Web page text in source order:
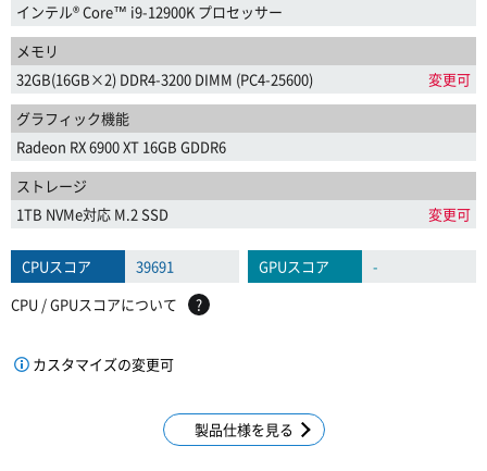
インテル® Core™ i9-12900K プロセッサー
メモリ
32GB(16GB×2) DDR4-3200 DIMM (PC4-25600)
変更可
グラフィック機能
Radeon RX 6900 XT 16GB GDDR6
ストレージ
1TB NVMe対応 M.2 SSD
変更可
CPUスコア 39691 GPUスコア
-
CPU / GPUスコアについて
?
カスタマイズの変更可
製品仕様を見る